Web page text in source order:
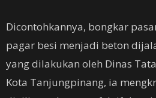
Dicontohkannya, bongkar
pagar besi menjadi beton
yang dilakukan oleh Dinas
Kota Tanjungpinang, ia